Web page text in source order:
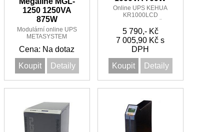
1250 1250VA
875W
Modulární online UPS
METASYSTEM
1250VA/875 1:1 s
rozšířením až do 5kVA
Cena: Na dotaz
Koupit
Detaily
Online UPS KEHUA
KR1000LCD
KR11
5 790,- Kč
7 005,90 Kč s
DPH
Koupit
Detaily